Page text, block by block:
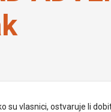
su vlasnici, ostvaruje li